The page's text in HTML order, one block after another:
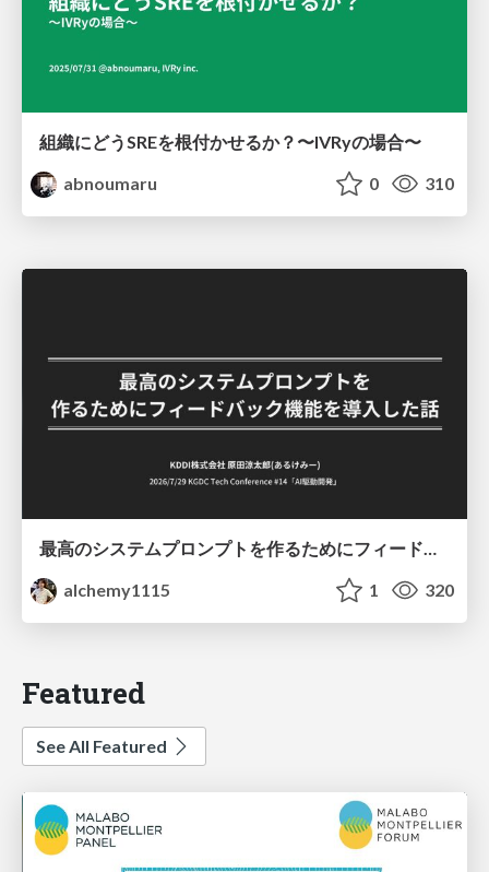
組織にどうSREを根付かせるか？〜IVRyの場合〜
abnoumaru
0 310
最高のシステムプロンプトを作るためにフィードバック機能を導入した話
alchemy1115
1 320
Featured
See All Featured